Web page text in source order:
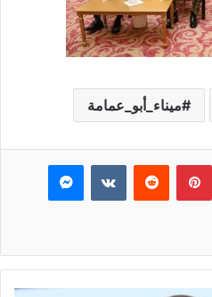
ميناء_أبو_عمامة
بينتيريست ماسنجر